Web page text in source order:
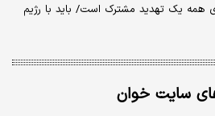
همه یک تهدید مشترک است/ باید با رژیم
سایت خوان